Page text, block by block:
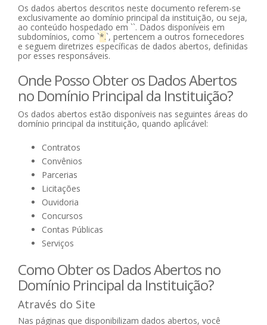
Os dados abertos descritos neste documento referem-se
exclusivamente ao domínio principal da instituição, ou seja,
ao conteúdo hospedado em ``. Dados disponíveis em
subdomínios, como `*.`, pertencem a outros fornecedores
e seguem diretrizes específicas de dados abertos, definidas
por esses responsáveis.
Onde Posso Obter os Dados Abertos
no Domínio Principal da Instituição?
Os dados abertos estão disponíveis nas seguintes áreas do
domínio principal da instituição, quando aplicável:
Contratos
Convênios
Parcerias
Licitações
Ouvidoria
Concursos
Contas Públicas
Serviços
Como Obter os Dados Abertos no
Domínio Principal da Instituição?
Através do Site
Nas páginas que disponibilizam dados abertos, você